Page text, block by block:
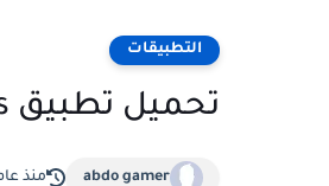
التطبيقات
تحميل تطبيق gps السيارة
abdo gamer منذ